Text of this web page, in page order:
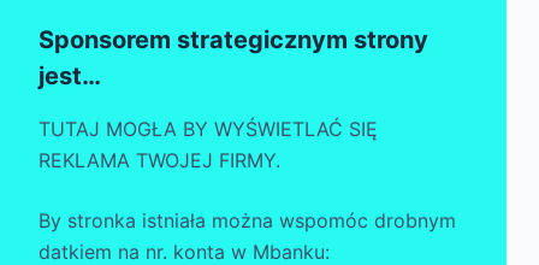
Sponsorem strategicznym strony
jest…
TUTAJ MOGŁA BY WYŚWIETLAĆ SIĘ
REKLAMA TWOJEJ FIRMY.
By stronka istniała można wspomóc drobnym
datkiem na nr. konta w Mbanku: